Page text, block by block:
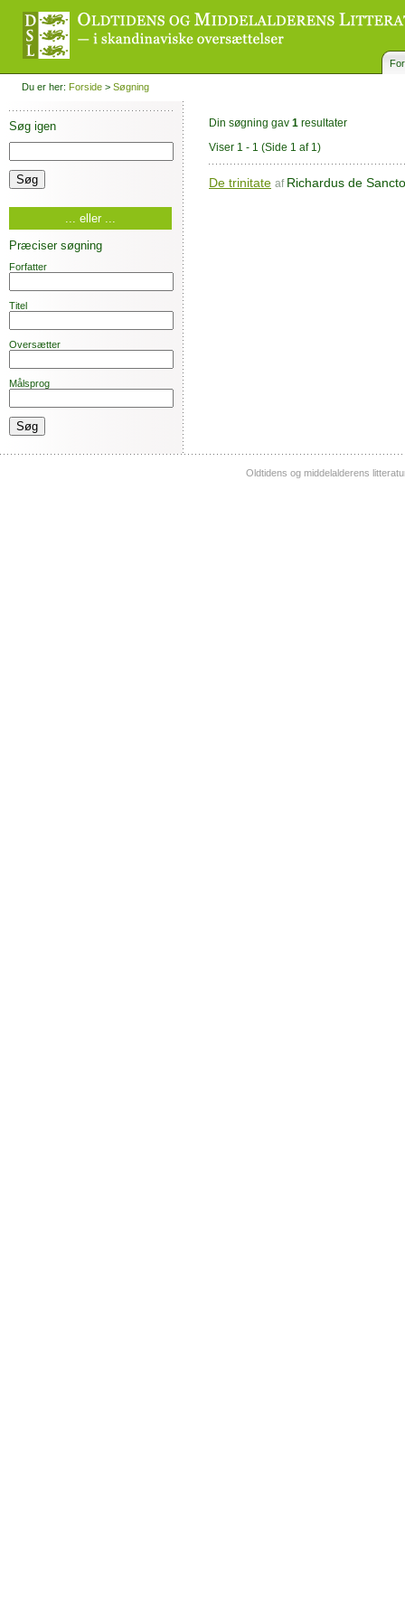
Du er her: Forside > Søgning
Søg igen
... eller ...
Præciser søgning
Forfatter
Titel
Oversætter
Målsprog
Din søgning gav 1 resultater
Viser 1 - 1 (Side 1 af 1)
De trinitate af Richardus de
Oldtidens og middelalderens